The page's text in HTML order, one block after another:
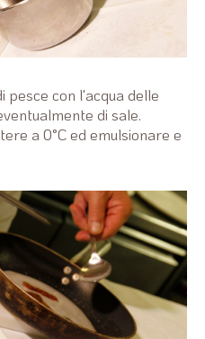
pesce con l'acqua delle
di sale.
a 0°C ed emulsionare e